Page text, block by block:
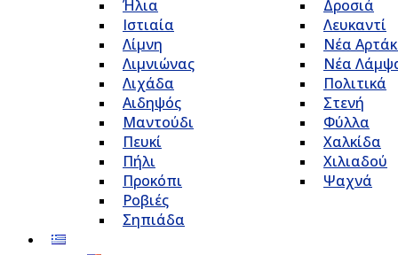
Ήλια
Ιστιαία
Λίμνη
Λιμνιώνας
Λιχάδα
Αιδηψός
Μαντούδι
Πευκί
Πήλι
Προκόπι
Ροβιές
Σηπιάδα
Δροσιά
Λευκαντί
Νέα
Νέα
Πολιτικά
Στενή
Φύλλα
Χαλκίδα
Χιλιαδού
Ψαχνά